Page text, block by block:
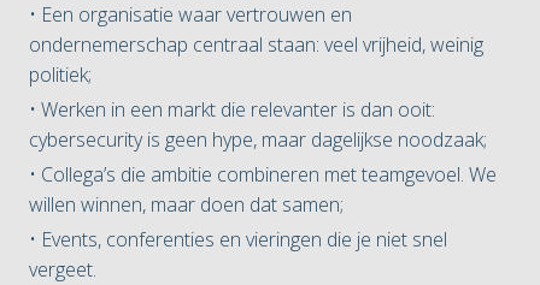
• Een organisatie waar vertrouwen en
ondernemerschap centraal staan: veel vrijheid, weinig
politiek;
• Werken in een markt die relevanter is dan ooit:
cybersecurity is geen hype, maar dagelijkse noodzaak;
• Collega’s die ambitie combineren met teamgevoel. We
willen winnen, maar doen dat samen;
• Events, conferenties en vieringen die je niet snel
vergeet.